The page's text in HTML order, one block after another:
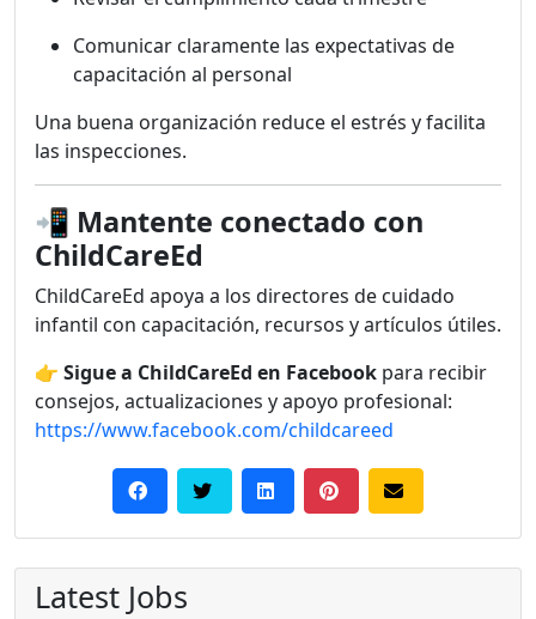
Comunicar claramente las expectativas de
capacitación al personal
Una buena organización reduce el estrés y facilita
las inspecciones.
📲 Mantente conectado con
ChildCareEd
ChildCareEd apoya a los directores de cuidado
infantil con capacitación, recursos y artículos útiles.
👉 Sigue a ChildCareEd en Facebook para recibir
consejos, actualizaciones y apoyo profesional:
https://www.facebook.com/childcareed
Latest Jobs